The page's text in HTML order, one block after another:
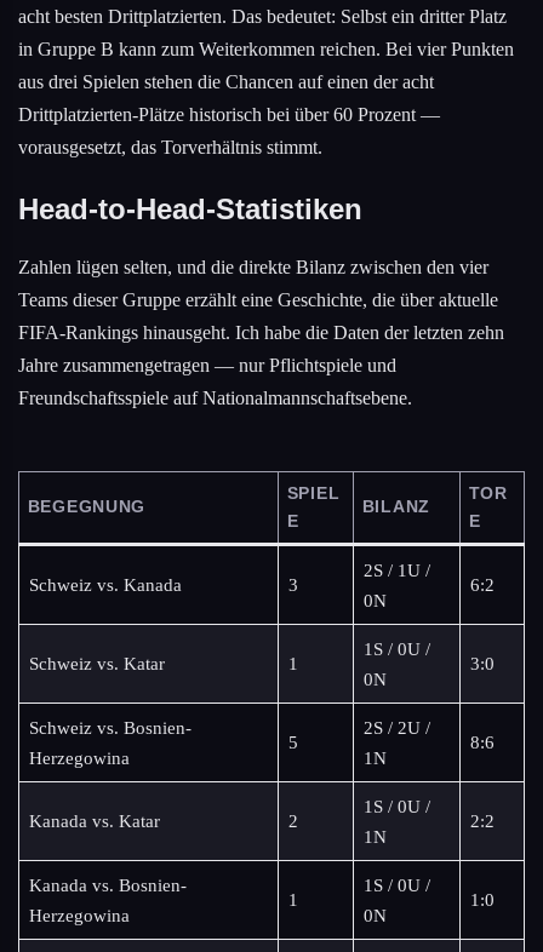
acht besten Drittplatzierten. Das bedeutet: Selbst ein dritter Platz
in Gruppe B kann zum Weiterkommen reichen. Bei vier Punkten
aus drei Spielen stehen die Chancen auf einen der acht
Drittplatzierten-Plätze historisch bei über 60 Prozent —
vorausgesetzt, das Torverhältnis stimmt.
Head-to-Head-Statistiken
Zahlen lügen selten, und die direkte Bilanz zwischen den vier
Teams dieser Gruppe erzählt eine Geschichte, die über aktuelle
FIFA-Rankings hinausgeht. Ich habe die Daten der letzten zehn
Jahre zusammengetragen — nur Pflichtspiele und
Freundschaftsspiele auf Nationalmannschaftsebene.
BEGEGNUNG
SPIEL
E
BILANZ
TOR
E
Schweiz vs. Kanada 3
2S / 1U /
0N
6:2
Schweiz vs. Katar 1
1S / 0U /
0N
3:0
Schweiz vs. Bosnien-
Herzegowina
5
2S / 2U /
1N
8:6
Kanada vs. Katar 2
1S / 0U /
1N
2:2
Kanada vs. Bosnien-
Herzegowina
1
1S / 0U /
0N
1:0